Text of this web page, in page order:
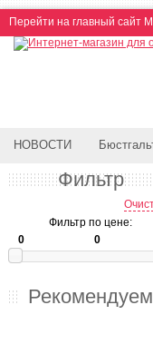
Перейти на главный сайт
НОВОСТИ
Фильтр
Фильтр по цене:
Рекомендуем